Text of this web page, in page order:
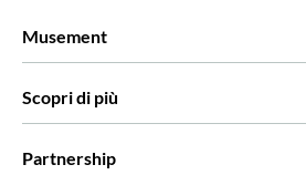
Musement
Stampa
Scopri di più
Partnership